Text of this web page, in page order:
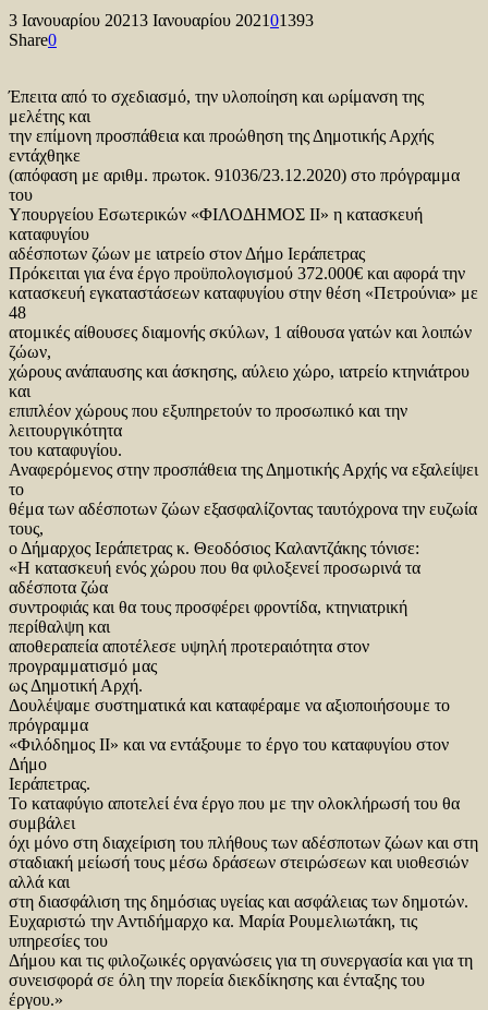
3 Ιανουαρίου 20213 Ιανουαρίου 202101393
Share0
Έπειτα από το σχεδιασμό, την υλοποίηση και ωρίμανση της
μελέτης και
την επίμονη προσπάθεια και προώθηση της Δημοτικής Αρχής
εντάχθηκε
(απόφαση με αριθμ. πρωτοκ. 91036/23.12.2020) στο πρόγραμμα
του
Υπουργείου Εσωτερικών «ΦΙΛΟΔΗΜΟΣ ΙΙ» η κατασκευή
καταφυγίου
αδέσποτων ζώων με ιατρείο στον Δήμο Ιεράπετρας
Πρόκειται για ένα έργο προϋπολογισμού 372.000€ και αφορά την
κατασκευή εγκαταστάσεων καταφυγίου στην θέση «Πετρούνια» με
48
ατομικές αίθουσες διαμονής σκύλων, 1 αίθουσα γατών και λοιπών
ζώων,
χώρους ανάπαυσης και άσκησης, αύλειο χώρο, ιατρείο κτηνιάτρου
και
επιπλέον χώρους που εξυπηρετούν το προσωπικό και την
λειτουργικότητα
του καταφυγίου.
Αναφερόμενος στην προσπάθεια της Δημοτικής Αρχής να εξαλείψει
το
θέμα των αδέσποτων ζώων εξασφαλίζοντας ταυτόχρονα την ευζωία
τους,
ο Δήμαρχος Ιεράπετρας κ. Θεοδόσιος Καλαντζάκης τόνισε:
«Η κατασκευή ενός χώρου που θα φιλοξενεί προσωρινά τα
αδέσποτα ζώα
συντροφιάς και θα τους προσφέρει φροντίδα, κτηνιατρική
περίθαλψη και
αποθεραπεία αποτέλεσε υψηλή προτεραιότητα στον
προγραμματισμό μας
ως Δημοτική Αρχή.
Δουλέψαμε συστηματικά και καταφέραμε να αξιοποιήσουμε το
πρόγραμμα
«Φιλόδημος ΙΙ» και να εντάξουμε το έργο του καταφυγίου στον
Δήμο
Ιεράπετρας.
Το καταφύγιο αποτελεί ένα έργο που με την ολοκλήρωσή του θα
συμβάλει
όχι μόνο στη διαχείριση του πλήθους των αδέσποτων ζώων και στη
σταδιακή μείωσή τους μέσω δράσεων στειρώσεων και υιοθεσιών
αλλά και
στη διασφάλιση της δημόσιας υγείας και ασφάλειας των δημοτών.
Ευχαριστώ την Αντιδήμαρχο κα. Μαρία Ρουμελιωτάκη, τις
υπηρεσίες του
Δήμου και τις φιλοζωικές οργανώσεις για τη συνεργασία και για τη
συνεισφορά σε όλη την πορεία διεκδίκησης και ένταξης του
έργου.»